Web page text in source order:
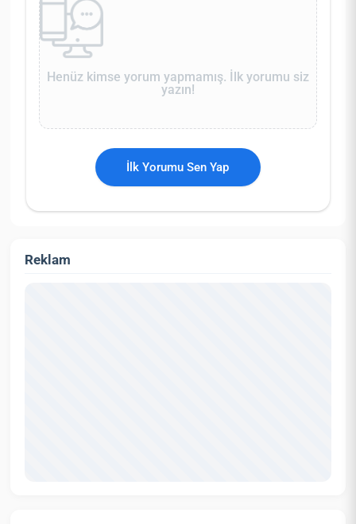
Henüz kimse yorum yapmamış. İlk yorumu siz
yazın!
İlk Yorumu Sen Yap
Reklam